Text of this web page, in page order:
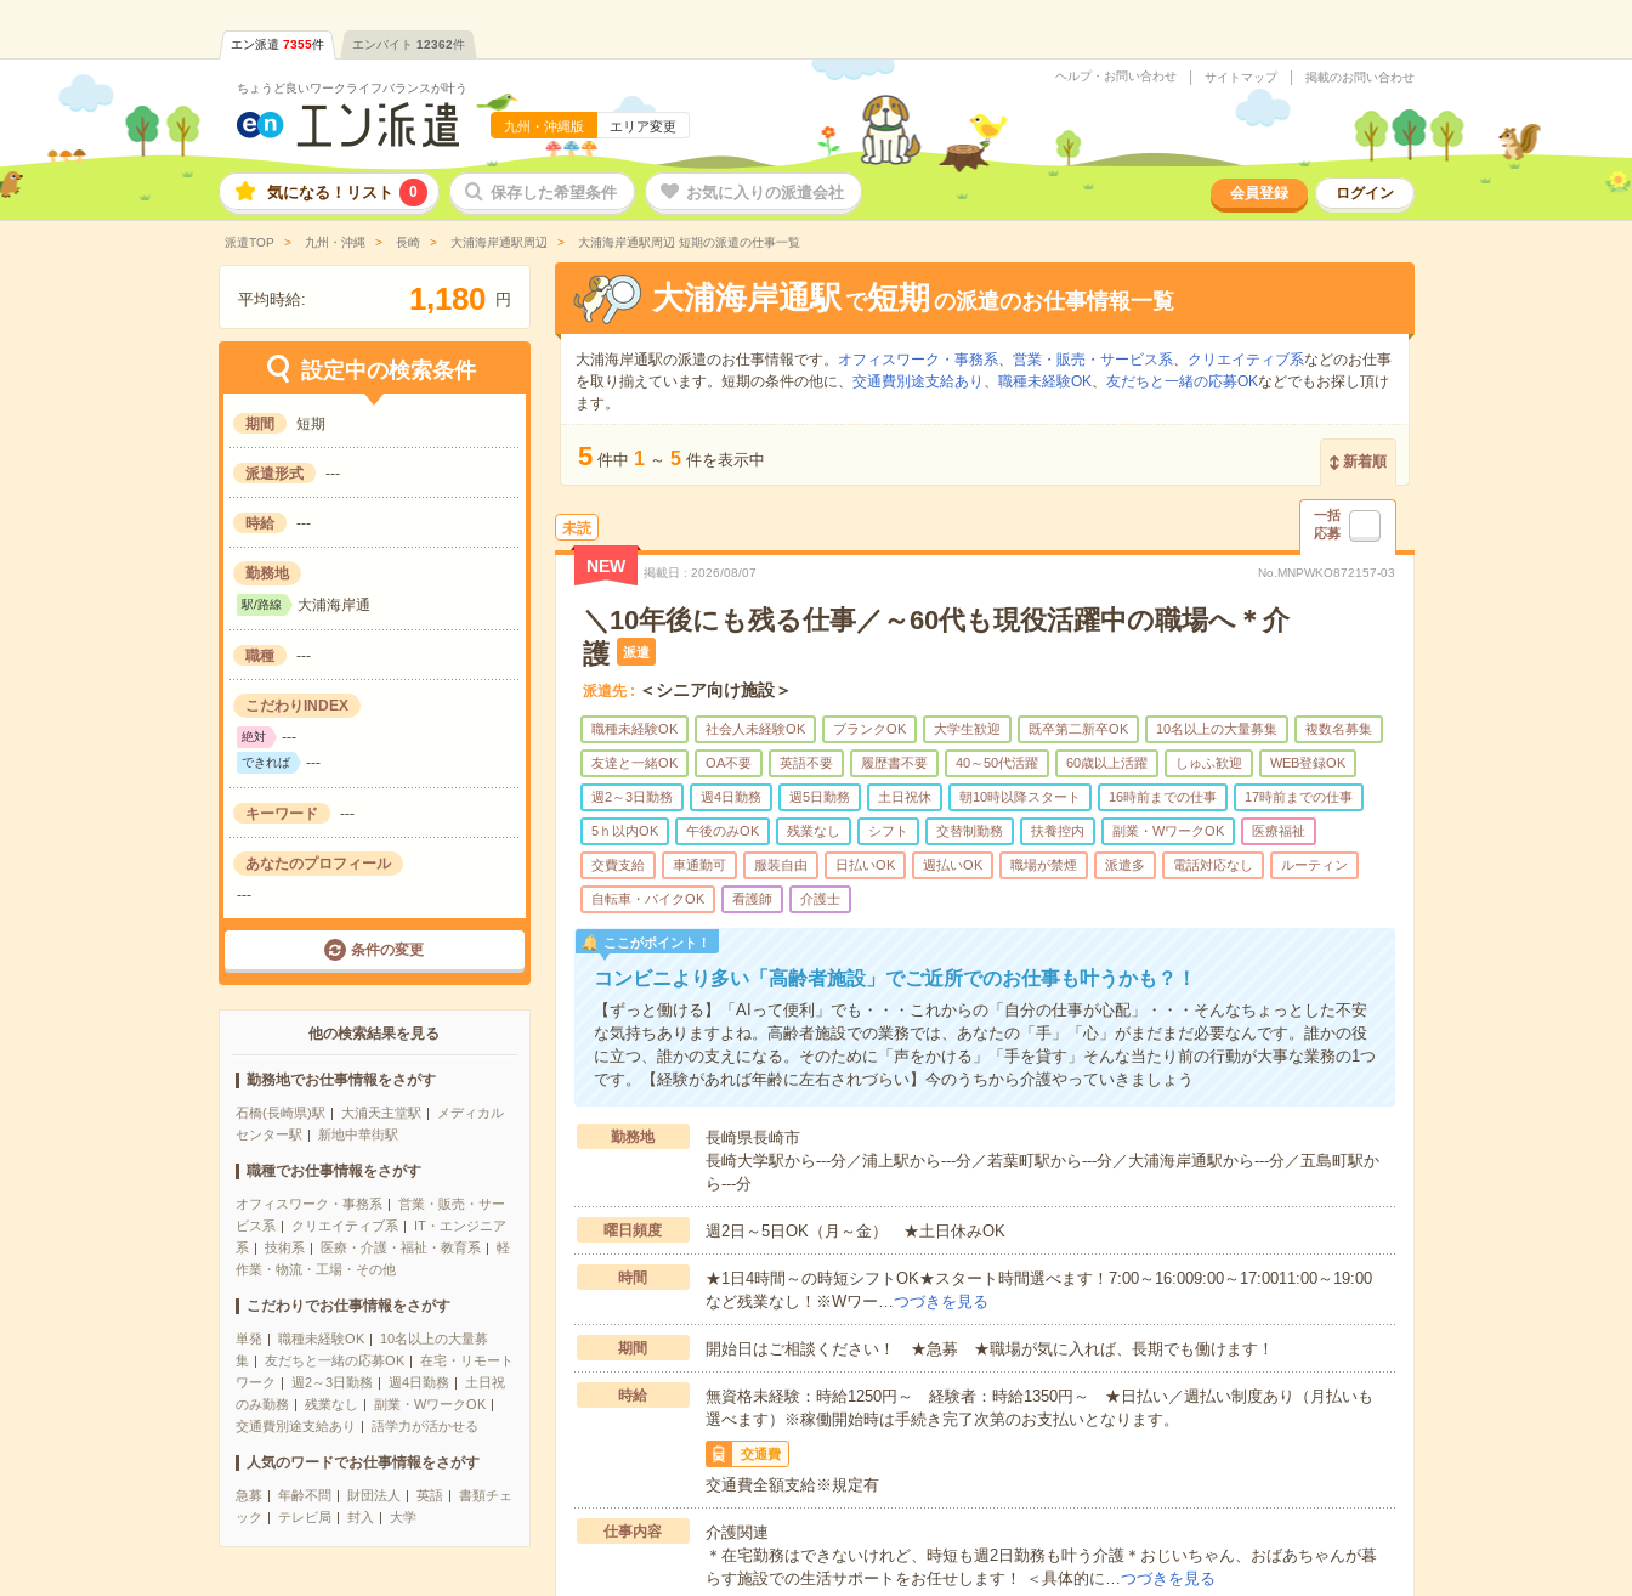
エン派遣 7355件 エンバイト 12362件
ちょうど良いワークライフバランスが叶う
九州・沖縄版 エリア変更
ヘルプ・お問い合わせ サイトマップ 掲載のお問い合わせ
気になる！リスト 0 保存した希望条件 お気に入りの派遣会社 会員登録 ログイン
派遣TOP 九州・沖縄 長崎 大浦海岸通駅周辺 大浦海岸通駅周辺 短期の派遣の仕事一覧
平均時給: 1,180 円
設定中の検索条件
期間 短期
派遣形式 ---
時給 ---
勤務地
駅/路線 大浦海岸通
職種 ---
こだわりINDEX
絶対 ---
できれば ---
キーワード ---
あなたのプロフィール
---
条件の変更
他の検索結果を見る
勤務地でお仕事情報をさがす
石橋(長崎県)駅 大浦天主堂駅
メディカル
センター駅
新地中華街駅
職種でお仕事情報をさがす
オフィスワーク・事務系
営業・販売・サー
ビス系
クリエイティブ系
IT・エンジニア
系
技術系 医療・介護・福祉・教育系
軽
作業・物流・工場・その他
こだわりでお仕事情報をさがす
単発 職種未経験OK
10名以上の大量募
集
友だちと一緒の応募OK
在宅・リモート
ワーク
週2～3日勤務 週4日勤務
土日祝
のみ勤務
残業なし
副業・WワークOK
交通費別途支給あり
語学力が活かせる
人気のワードでお仕事情報をさがす
急募 年齢不問 財団法人 英語
書類チェ
ック
テレビ局 封入 大学
大浦海岸通駅 で短期 の派遣のお仕事情報一覧
大浦海岸通駅の派遣のお仕事情報です。 オフィスワーク・事務系、 営業・販売・サービス系、 クリエイティブ系などのお仕事
を取り揃えています。短期の条件の他に、 交通費別途支給あり 、 職種未経験OK、 友だちと一緒の応募OKなどでもお探し頂け
ます。
5 件中 1 ～ 5 件を表示中 新着順
未読
一括
応募
NEW 掲載日 2026/08/07 No.MNPWKO872157-03
＼10年後にも残る仕事／～60代も現役活躍中の職場へ＊介
護
派遣
派遣先 ＜シニア向け施設＞
職種未経験OK 社会人未経験OK ブランクOK 大学生歓迎 既卒第二新卒OK 10名以上の大量募集 複数名募集
友達と一緒OK OA不要 英語不要 履歴書不要 40～50代活躍 60歳以上活躍 しゅふ歓迎 WEB登録OK
週2～3日勤務 週4日勤務 週5日勤務 土日祝休 朝10時以降スタート 16時前までの仕事 17時前までの仕事
5ｈ以内OK 午後のみOK 残業なし シフト 交替制勤務 扶養控内 副業・WワークOK 医療福祉
交費支給 車通勤可 服装自由 日払いOK 週払いOK 職場が禁煙 派遣多 電話対応なし ルーティン
自転車・バイクOK 看護師 介護士
ここがポイント！
コンビニより多い「高齢者施設」でご近所でのお仕事も叶うかも？！
【ずっと働ける】「AIって便利」でも・・・これからの「自分の仕事が心配」・・・そんなちょっとした不安
な気持ちありますよね。高齢者施設での業務では、あなたの「手」「心」がまだまだ必要なんです。誰かの役
に立つ、誰かの支えになる。そのために「声をかける」「手を貸す」そんな当たり前の行動が大事な業務の1つ
です。【経験があれば年齢に左右されづらい】今のうちから介護やっていきましょう
勤務地
長崎県長崎市
長崎大学駅から---分／浦上駅から---分／若葉町駅から---分／大浦海岸通駅から---分／五島町駅か
ら---分
曜日頻度 週2日～5日OK（月～金） ★土日休みOK
時間
★1日4時間～の時短シフトOK★スタート時間選べます！7:00～16:009:00～17:0011:00～19:00
など残業なし！※Wワー…つづきを見る
期間 開始日はご相談ください！ ★急募 ★職場が気に入れば、長期でも働けます！
時給
無資格未経験：時給1250円～ 経験者：時給1350円～ ★日払い／週払い制度あり（月払いも
選べます）※稼働開始時は手続き完了次第のお支払いとなります。
交通費
交通費全額支給※規定有
仕事内容
介護関連
＊在宅勤務はできないけれど、時短も週2日勤務も叶う介護＊おじいちゃん、おばあちゃんが暮
らす施設での生活サポートをお任せします！ ＜具体的に…つづきを見る